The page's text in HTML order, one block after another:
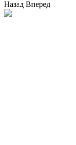
Назад Вперед